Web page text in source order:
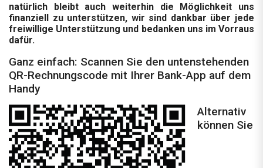
natürlich bleibt auch weiterhin die Möglichkeit uns
finanziell zu unterstützen, wir sind dankbar über jede
freiwillige Unterstützung und bedanken uns im Vorraus
dafür.
Ganz einfach: Scannen Sie den untenstehenden
QR-Rechnungscode mit Ihrer Bank-App auf dem
Handy
Alternativ
können Sie